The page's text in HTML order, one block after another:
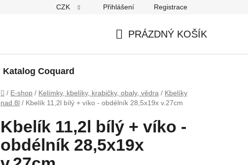
CZK Přihlášení Registrace
PRÁZDNÝ KOŠÍK
Katalog Coquard
Domů
/ E-shop / Kelímky, kbelíky, krabičky, obaly, vědra / Kbelíky
nad 8l / Kbelík 11,2l bílý + víko - obdélník 28,5x19x v.27cm
Kbelík 11,2l bílý + víko -
obdélník 28,5x19x